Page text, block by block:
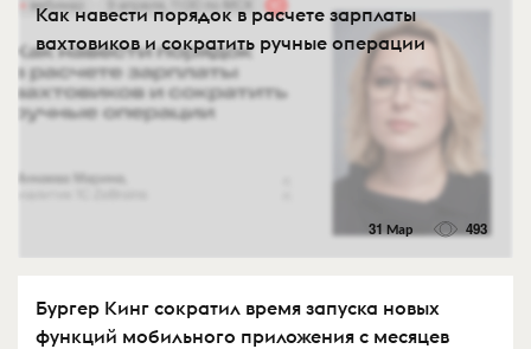
Как навести порядок в расчете зарплаты
вахтовиков и сократить ручные операции
31 Мар 493
Бургер Кинг сократил время запуска новых
функций мобильного приложения с месяцев